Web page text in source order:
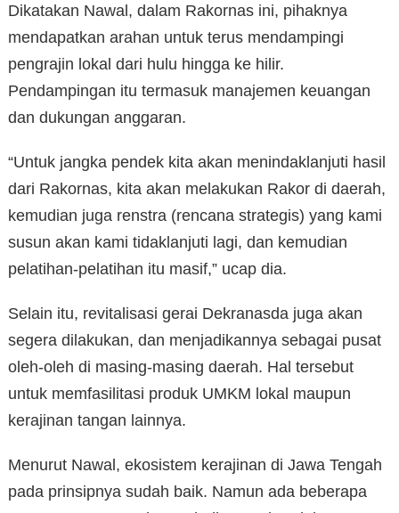
Dikatakan Nawal, dalam Rakornas ini, pihaknya
mendapatkan arahan untuk terus mendampingi
pengrajin lokal dari hulu hingga ke hilir.
Pendampingan itu termasuk manajemen keuangan
dan dukungan anggaran.
“Untuk jangka pendek kita akan menindaklanjuti hasil
dari Rakornas, kita akan melakukan Rakor di daerah,
kemudian juga renstra (rencana strategis) yang kami
susun akan kami tidaklanjuti lagi, dan kemudian
pelatihan-pelatihan itu masif,” ucap dia.
Selain itu, revitalisasi gerai Dekranasda juga akan
segera dilakukan, dan menjadikannya sebagai pusat
oleh-oleh di masing-masing daerah. Hal tersebut
untuk memfasilitasi produk UMKM lokal maupun
kerajinan tangan lainnya.
Menurut Nawal, ekosistem kerajinan di Jawa Tengah
pada prinsipnya sudah baik. Namun ada beberapa